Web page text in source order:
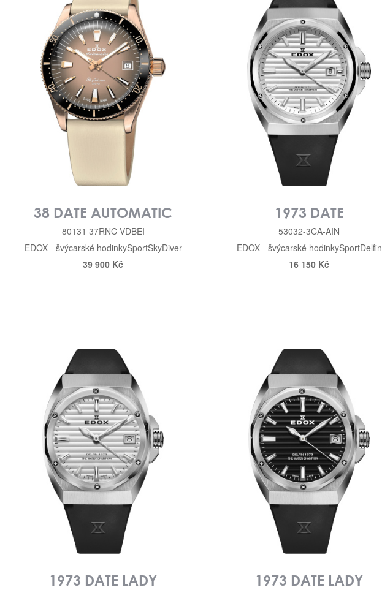
38 DATE AUTOMATIC
80131 37RNC VDBEI
EDOX - švýcarské hodinkySportSkyDiver
39 900 Kč
1973 DATE
53032-3CA-AIN
EDOX - švýcarské hodinkySportDelfin
16 150 Kč
1973 DATE LADY 1973 DATE LADY